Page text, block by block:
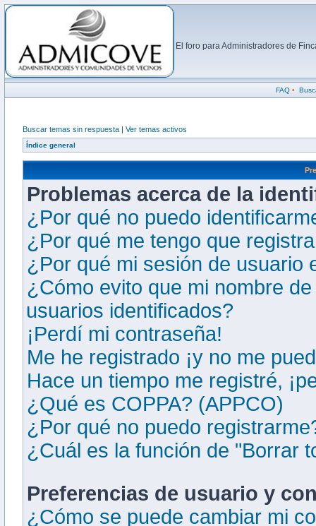
El foro para Administradores de
FAQ•
Buscar temas sin respuesta | Ver temas activos
Índice general
Problemas acerca de la
¿Por qué no puedo
¿Por qué me tengo que
¿Por qué mi sesión de usuario
¿Cómo evito que mi nombre
usuarios identificados?
¡Perdí mi contraseña!
Me he registrado ¡y no me
Hace un tiempo me registré,
¿Qué es COPPA? (APPCO)
¿Por qué no puedo
¿Cuál es la función de "Borrar
Preferencias de usuario y
¿Cómo se puede cambiar mi